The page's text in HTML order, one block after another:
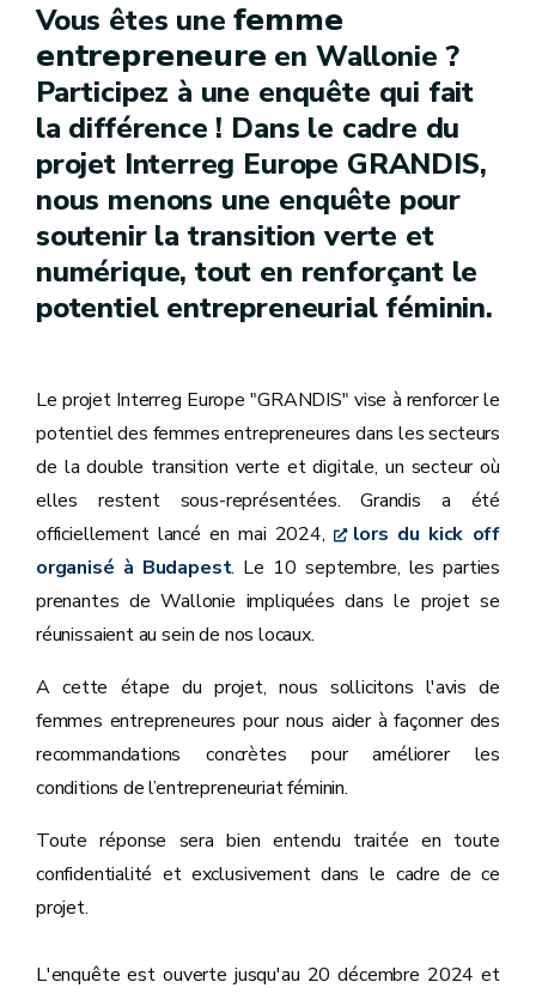
Vous êtes une 𝗳𝗲𝗺𝗺𝗲
𝗲𝗻𝘁𝗿𝗲𝗽𝗿𝗲𝗻𝗲𝘂𝗿𝗲 en Wallonie ?
Participez à une enquête qui fait
la différence ! Dans le cadre du
projet Interreg Europe GRANDIS,
nous menons une enquête pour
soutenir la transition verte et
numérique, tout en renforçant le
potentiel entrepreneurial féminin.
Le projet Interreg Europe "GRANDIS" vise à renforcer le
potentiel des femmes entrepreneures dans les secteurs
de la double transition verte et digitale, un secteur où
elles restent sous-représentées. Grandis a été
officiellement lancé en mai 2024,
lors du kick off
organisé à Budapest. Le 10 septembre, les parties
prenantes de Wallonie impliquées dans le projet se
réunissaient au sein de nos locaux.
A cette étape du projet, nous sollicitons l'avis de
femmes entrepreneures pour nous aider à façonner des
recommandations concrètes pour améliorer les
conditions de l’entrepreneuriat féminin.
Toute réponse sera bien entendu traitée en toute
confidentialité et exclusivement dans le cadre de ce
projet.
L'enquête est ouverte jusqu'au 20 décembre 2024 et